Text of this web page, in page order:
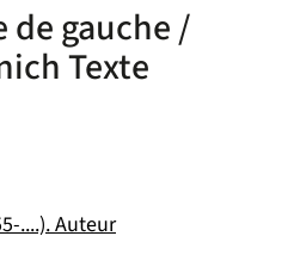
gauche /
Texte
....). Auteur